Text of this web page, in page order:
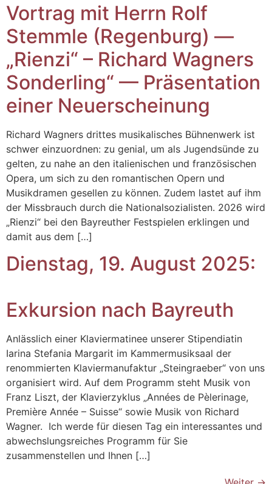
Vortrag mit Herrn Rolf
Stemmle (Regenburg) —
„Rienzi“ – Richard Wagners
Sonderling“ — Präsentation
einer Neuerscheinung
Richard Wagners drittes musikalisches Bühnenwerk ist
schwer einzuordnen: zu genial, um als Jugendsünde zu
gelten, zu nahe an den italienischen und französischen
Opera, um sich zu den romantischen Opern und
Musikdramen gesellen zu können. Zudem lastet auf ihm
der Missbrauch durch die Nationalsozialisten. 2026 wird
„Rienzi“ bei den Bayreuther Festspielen erklingen und
damit aus dem […]
Dienstag, 19. August 2025:
Exkursion nach Bayreuth
Anlässlich einer Klaviermatinee unserer Stipendiatin
Iarina Stefania Margarit im Kammermusiksaal der
renommierten Klaviermanufaktur „Steingraeber“ von uns
organisiert wird. Auf dem Programm steht Musik von
Franz Liszt, der Klavierzyklus „Années de Pèlerinage,
Première Année – Suisse“ sowie Musik von Richard
Wagner. Ich werde für diesen Tag ein interessantes und
abwechslungsreiches Programm für Sie
zusammenstellen und Ihnen […]